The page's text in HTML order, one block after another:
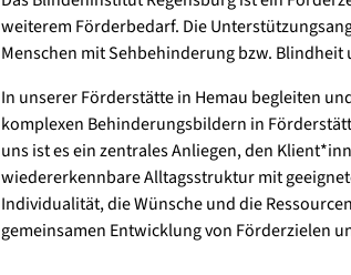
weiterem Förderbedarf. Die
Menschen mit Sehbehinderung bzw.
In unserer Förderstätte in Hemau begleiten
komplexen Behinderungsbildern in
uns ist es ein zentrales Anliegen, den
wiedererkennbare Alltagsstruktur mit
Individualität, die Wünsche und die
gemeinsamen Entwicklung von Förderzielen